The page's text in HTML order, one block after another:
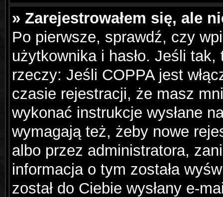
» Zarejestrowałem się, ale
Po pierwsze, sprawdź, czy
użytkownika i hasło. Jeśli
rzeczy: Jeśli COPPA jest
czasie rejestracji, że masz
wykonać instrukcje wysłane
wymagają też, żeby nowe
albo przez administratora,
informacja o tym została
został do Ciebie wysłany e-